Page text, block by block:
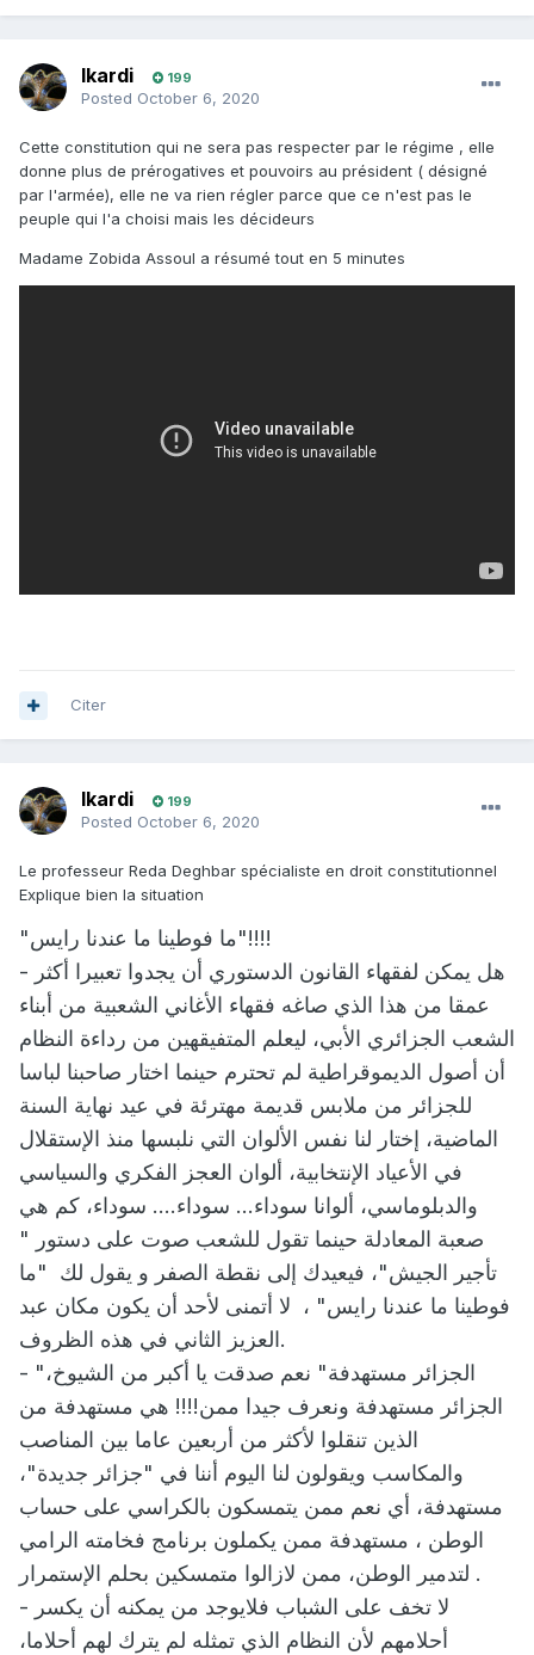
Ikardi 199
Posted October 6, 2020
Cette constitution qui ne sera pas respecter par le régime , elle
donne plus de prérogatives et pouvoirs au président ( désigné
par l'armée), elle ne va rien régler parce que ce n'est pas le
peuple qui l'a choisi mais les décideurs
Madame Zobida Assoul a résumé tout en 5 minutes
Citer
Ikardi 199
Posted October 6, 2020
Le professeur Reda Deghbar spécialiste en droit constitutionnel
Explique bien la situation
"ما فوطينا ما عندنا رايس"!!!!
- هل يمكن لفقهاء القانون الدستوري أن يجدوا تعبيرا أكثر
عمقا من هذا الذي صاغه فقهاء الأغاني الشعبية من أبناء
الشعب الجزائري الأبي، ليعلم المتفيقهين من رداءة النظام
أن أصول الديموقراطية لم تحترم حينما اختار صاحبنا لباسا
للجزائر من ملابس قديمة مهترئة في عيد نهاية السنة
الماضية، إختار لنا نفس الألوان التي نلبسها منذ الإستقلال
في الأعياد الإنتخابية، ألوان العجز الفكري والسياسي
والدبلوماسي، ألوانا سوداء... سوداء.... سوداء، كم هي
صعبة المعادلة حينما تقول للشعب صوت على دستور "
تأجير الجيش"، فيعيدك إلى نقطة الصفر و يقول لك "ما
فوطينا ما عندنا رايس" ، لا أتمنى لأحد أن يكون مكان عبد
العزيز الثاني في هذه الظروف.
- "الجزائر مستهدفة" نعم صدقت يا أكبر من الشيوخ،
الجزائر مستهدفة ونعرف جيدا ممن!!!! هي مستهدفة من
الذين تنقلوا لأكثر من أربعين عاما بين المناصب
والمكاسب ويقولون لنا اليوم أننا في "جزائر جديدة"،
مستهدفة، أي نعم ممن يتمسكون بالكراسي على حساب
الوطن ، مستهدفة ممن يكملون برنامج فخامته الرامي
لتدمير الوطن، ممن لازالوا متمسكين بحلم الإستمرار .
- لا تخف على الشباب فلايوجد من يمكنه أن يكسر
أحلامهم لأن النظام الذي تمثله لم يترك لهم أحلاما،